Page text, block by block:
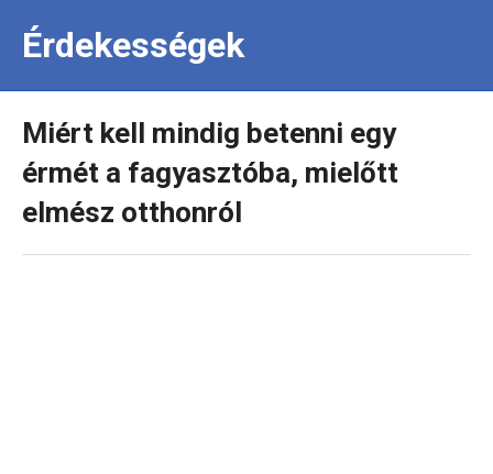
Érdekességek
Miért kell mindig betenni egy
érmét a fagyasztóba, mielőtt
elmész otthonról